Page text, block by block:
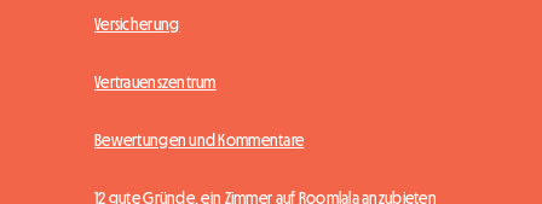
Versicherung
Vertrauenszentrum
Bewertungen und Kommentare
12 gute Gründe, ein Zimmer auf Roomlala anzubieten